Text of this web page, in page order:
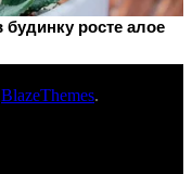
BlazeThemes.